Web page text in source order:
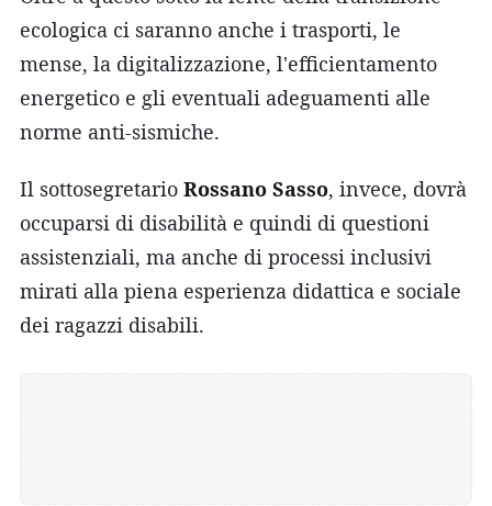
ecologica ci saranno anche i trasporti, le
mense, la digitalizzazione, l'efficientamento
energetico e gli eventuali adeguamenti alle
norme anti-sismiche.
Il sottosegretario Rossano Sasso, invece, dovrà
occuparsi di disabilità e quindi di questioni
assistenziali, ma anche di processi inclusivi
mirati alla piena esperienza didattica e sociale
dei ragazzi disabili.